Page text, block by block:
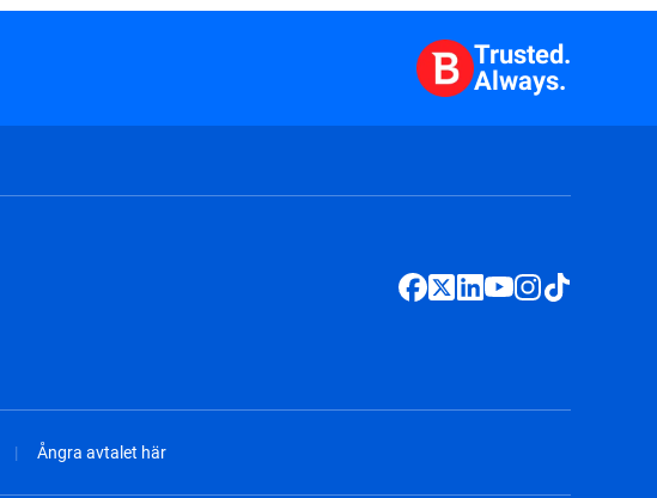
Trusted.
Always.
Ångra avtalet här